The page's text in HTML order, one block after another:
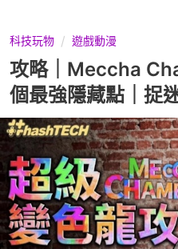
科技玩物 遊戲動漫
攻略｜Meccha
個最強隱藏點｜捉